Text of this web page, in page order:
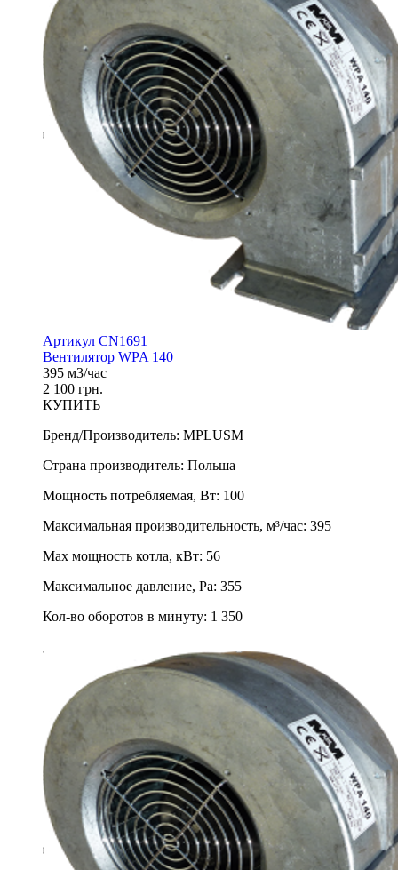
Артикул CN1691
Вентилятор WPA 140
395 м3/час
2 100 грн.
КУПИТЬ
Бренд/Производитель: MPLUSM
Страна производитель: Польша
Мощность потребляемая, Вт: 100
Максимальная производительность, м³/час: 395
Max мощность котла, кВт: 56
Максимальное давление, Pa: 355
Кол-во оборотов в минуту: 1 350